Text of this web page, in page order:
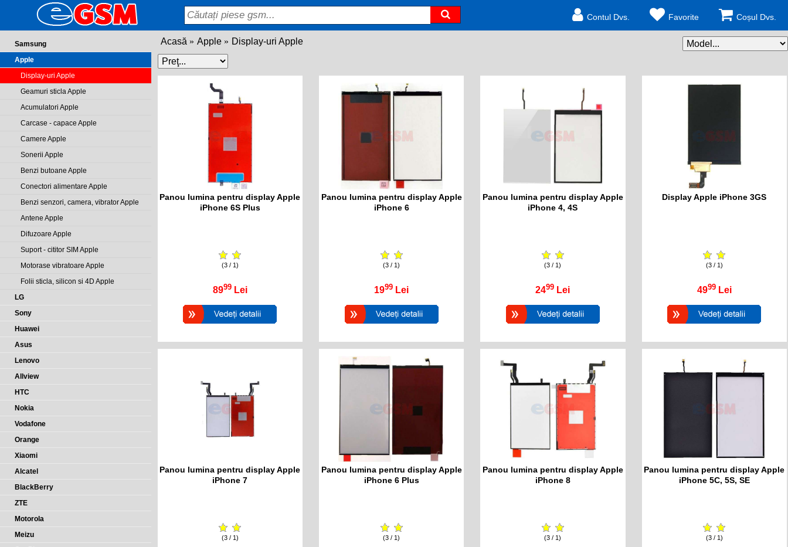
Contul Dvs. Favorite Coșul Dvs.
Samsung
Apple
Display-uri Apple
Geamuri sticla Apple
Acumulatori Apple
Carcase - capace Apple
Camere Apple
Sonerii Apple
Benzi butoane Apple
Conectori alimentare Apple
Benzi senzori, camera, vibrator Apple
Antene Apple
Difuzoare Apple
Suport - cititor SIM Apple
Motorase vibratoare Apple
Folii sticla, silicon si 4D Apple
LG
Sony
Huawei
Asus
Lenovo
Allview
HTC
Nokia
Vodafone
Orange
Xiaomi
Alcatel
BlackBerry
ZTE
Motorola
Meizu
Acasă Apple Display-uri Apple
Panou lumina pentru display Apple
iPhone 6S Plus
(3 / 1)
8999 Lei
Panou lumina pentru display Apple
iPhone 6
(3 / 1)
1999 Lei
Panou lumina pentru display Apple
iPhone 4, 4S
(3 / 1)
2499 Lei
Display Apple iPhone 3GS
(3 / 1)
4999 Lei
Panou lumina pentru display Apple
iPhone 7
(3 / 1)
Panou lumina pentru display Apple
iPhone 6 Plus
(3 / 1)
Panou lumina pentru display Apple
iPhone 8
(3 / 1)
Panou lumina pentru display Apple
iPhone 5C, 5S, SE
(3 / 1)